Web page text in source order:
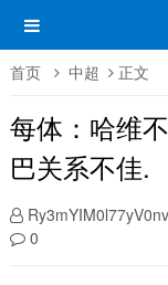
首页 中超 正文
每体：哈维
巴关系不佳.
Ry3mYIM0l77yV0nv
0